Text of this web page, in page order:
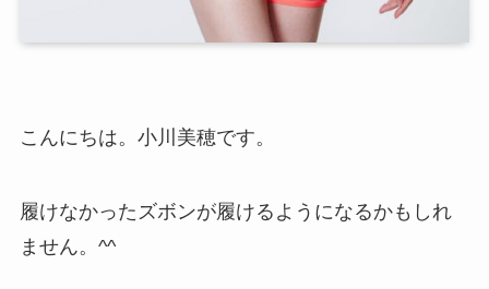
こんにちは。小川美穂です。
履けなかったズボンが履けるようになるかもしれ
ません。^^